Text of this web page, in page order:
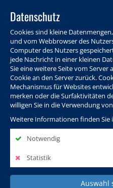
Datenschutz
Cookies sind kleine
und vom Webbrowser des
Computer des Nutzers
jede Nachricht in einer kleinen
Sie eine weitere Seite vom
Cookie an den Server zurück.
Mechanismus für Websites
merken oder die Surfaktivitäten
willigen Sie in die Verwendung
Weitere Informationen finden Sie
Notwendig
Statistik
Auswahl
Programm Info & Service
Politik, Wissenschaft &
Internationales